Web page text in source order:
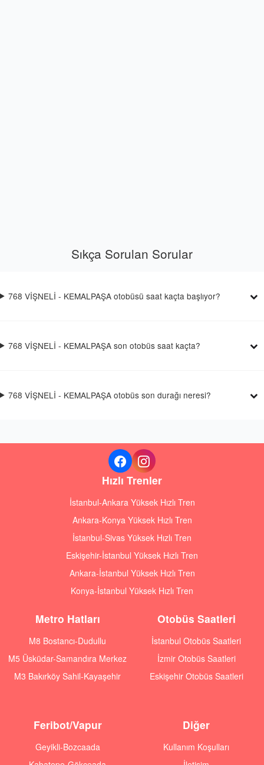
Sıkça Sorulan Sorular
768 VİŞNELİ - KEMALPAŞA otobüsü saat kaçta başlıyor?
768 VİŞNELİ - KEMALPAŞA son otobüs saat kaçta?
768 VİŞNELİ - KEMALPAŞA otobüs son durağı neresi?
Hızlı Trenler
İstanbul-Ankara Yüksek Hızlı Tren
Ankara-Konya Yüksek Hızlı Tren
İstanbul-Sivas Yüksek Hızlı Tren
Eskişehir-İstanbul Yüksek Hızlı Tren
Ankara-İstanbul Yüksek Hızlı Tren
Konya-İstanbul Yüksek Hızlı Tren
Metro Hatları
M8 Bostancı-Dudullu
M5 Üsküdar-Samandıra Merkez
M3 Bakırköy Sahil-Kayaşehir
Otobüs Saatleri
İstanbul Otobüs Saatleri
İzmir Otobüs Saatleri
Eskişehir Otobüs Saatleri
Feribot/Vapur
Geyikli-Bozcaada
Diğer
Kullanım Koşulları